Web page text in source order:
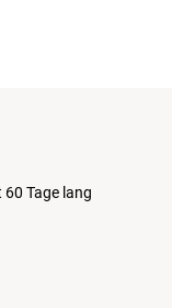
60 Tage lang